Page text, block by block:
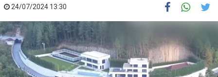
24/07/2024 13:30